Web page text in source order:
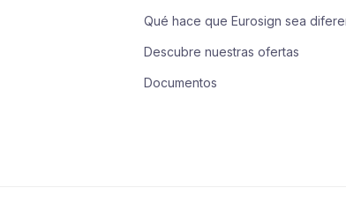
Qué hace que Eurosign sea
Descubre nuestras ofertas
Documentos